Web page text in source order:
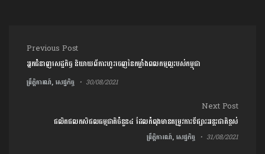
Post navigation
Previous Post
អ្នកជំនាញសេដ្ឋកិច្ច និយាយពីការហូរចេញនៃកម្លាំងពលកម្មល្អរបស់កម្ពុជា
ព្រឹត្តិការណ៍, សេដ្ឋកិច្ច 30/08/2021
Next Post
ផលិតផលកសិផលធម្មជាតិចំនួន៤ ដែលកំពុងមានតម្រូវការទីផ្សារអន្តរជាតិខ្ពស់
ព្រឹត្តិការណ៍, សេដ្ឋកិច្ច 31/08/2021